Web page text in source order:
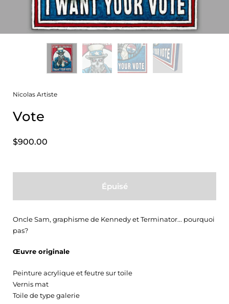
Nicolas Artiste
Vote
$900.00
Épuisé
Oncle Sam, graphisme de Kennedy et Terminator... pourquoi
pas?
Œuvre originale
Peinture acrylique et feutre sur toile
Vernis mat
Toile de type galerie